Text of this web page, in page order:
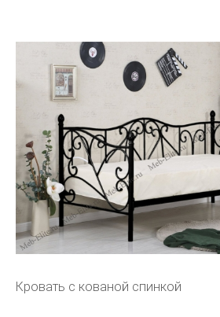
Кровать с кованой спинкой